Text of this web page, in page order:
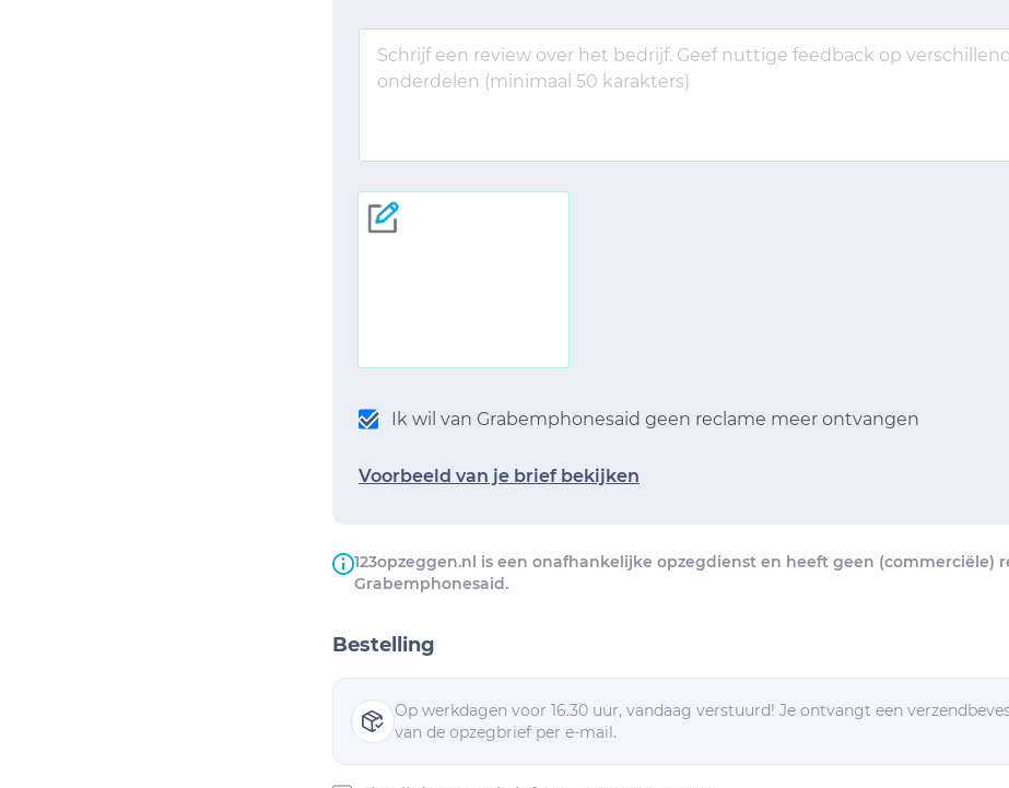
Ik wil van Grabemphonesaid geen reclame meer ontvangen
Voorbeeld van je brief bekijken
123opzeggen.nl is een onafhankelijke opzegdienst en heeft geen (commerciële)
Grabemphonesaid.
Bestelling
Op werkdagen voor 16.30 uur, vandaag verstuurd! Je ontvangt een
van de opzegbrief per e-mail.